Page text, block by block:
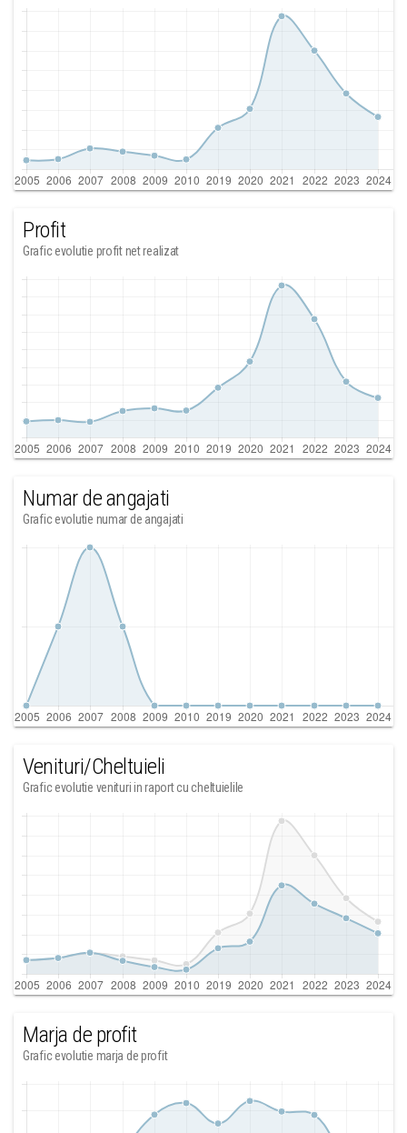
Profit
Grafic evolutie profit net realizat
Numar de angajati
Grafic evolutie numar de angajati
Venituri/Cheltuieli
Grafic evolutie venituri in raport cu cheltuielile
Marja de profit
Grafic evolutie marja de profit